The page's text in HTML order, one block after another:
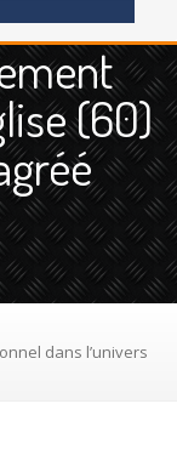
(60)
dans l’univers